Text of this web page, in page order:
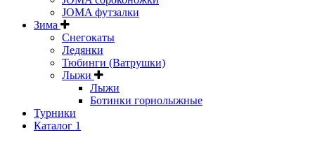
JOMA футзалки
Зима
Снегокаты
Ледянки
Тюбинги (Ватрушки)
Лыжи
Лыжи
Ботинки горнолыжные
Турники
Каталог 1